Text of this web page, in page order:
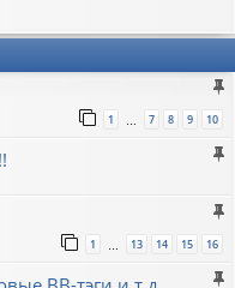
1 … 7 8 9 10
1 … 13 14 15 16